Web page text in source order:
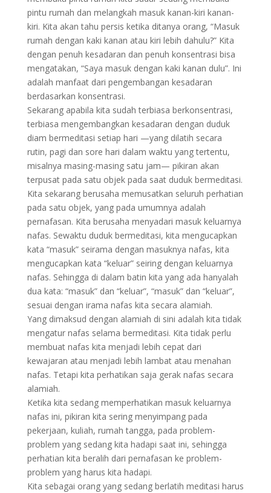
pintu rumah dan melangkah masuk kanan-kiri kanan-
kiri. Kita akan tahu persis ketika ditanya orang, “Masuk
rumah dengan kaki kanan atau kiri lebih dahulu?” Kita
dengan penuh kesadaran dan penuh konsentrasi bisa
mengatakan, “Saya masuk dengan kaki kanan dulu”. Ini
adalah manfaat dari pengembangan kesadaran
berdasarkan konsentrasi.
Sekarang apabila kita sudah terbiasa berkonsentrasi,
terbiasa mengembangkan kesadaran dengan duduk
diam bermeditasi setiap hari —yang dilatih secara
rutin, pagi dan sore hari dalam waktu yang tertentu,
misalnya masing-masing satu jam— pikiran akan
terpusat pada satu objek pada saat duduk bermeditasi.
Kita sekarang berusaha memusatkan seluruh perhatian
pada satu objek, yang pada umumnya adalah
pernafasan. Kita berusaha menyadari masuk keluarnya
nafas. Sewaktu duduk bermeditasi, kita mengucapkan
kata “masuk” seirama dengan masuknya nafas, kita
mengucapkan kata “keluar” seiring dengan keluarnya
nafas. Sehingga di dalam batin kita yang ada hanyalah
dua kata: “masuk” dan “keluar”, “masuk” dan “keluar”,
sesuai dengan irama nafas kita secara alamiah.
Yang dimaksud dengan alamiah di sini adalah kita tidak
mengatur nafas selama bermeditasi. Kita tidak perlu
membuat nafas kita menjadi lebih cepat dari
kewajaran atau menjadi lebih lambat atau menahan
nafas. Tetapi kita perhatikan saja gerak nafas secara
alamiah.
Ketika kita sedang memperhatikan masuk keluarnya
nafas ini, pikiran kita sering menyimpang pada
pekerjaan, kuliah, rumah tangga, pada problem-
problem yang sedang kita hadapi saat ini, sehingga
perhatian kita beralih dari pernafasan ke problem-
problem yang harus kita hadapi.
Kita sebagai orang yang sedang berlatih meditasi harus